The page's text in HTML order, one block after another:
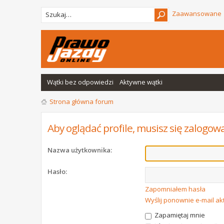
Zaawansowane
Wątki bez odpowiedzi Aktywne wątki
Strona główna forum
Aby oglądać profile, musisz się
Nazwa użytkownika:
Hasło:
Zapomniałem hasła
Wyślij ponownie e-mail
Zapamiętaj mnie